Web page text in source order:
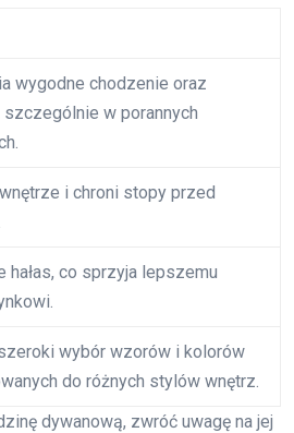
wygodne chodzenie oraz
w porannych
i chroni stopy przed
hałas, co sprzyja lepszemu
wybór wzorów i kolorów
do różnych stylów wnętrz.
dywanową, zwróć uwagę na jej